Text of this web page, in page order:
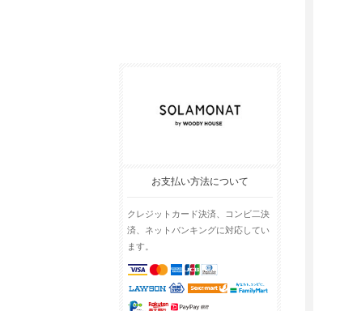
お支払い方法について
クレジットカード決済、コンビ二決
済、ネットバンキングに対応してい
ます。